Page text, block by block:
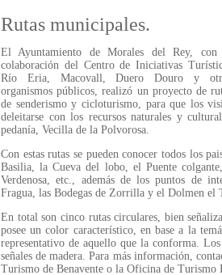
Rutas municipales.
El Ayuntamiento de Morales del Rey, con
colaboración del Centro de Iniciativas
Río Eria, Macovall, Duero Douro y
organismos públicos, realizó un proyecto de
de senderismo y cicloturismo, para que los
deleitarse con los recursos naturales y
pedanía, Vecilla de la Polvorosa.
Con estas rutas se pueden conocer todos los
Basilia, la Cueva del lobo, el Puente
Verdenosa, etc., además de los puntos de
Fragua, las Bodegas de Zorrilla y el Dolmen el
En total son cinco rutas circulares, bien
posee un color característico, en base a la
representativo de aquello que la conforma.
señales de madera. Para más información,
Turismo de Benavente o la Oficina de Turismo